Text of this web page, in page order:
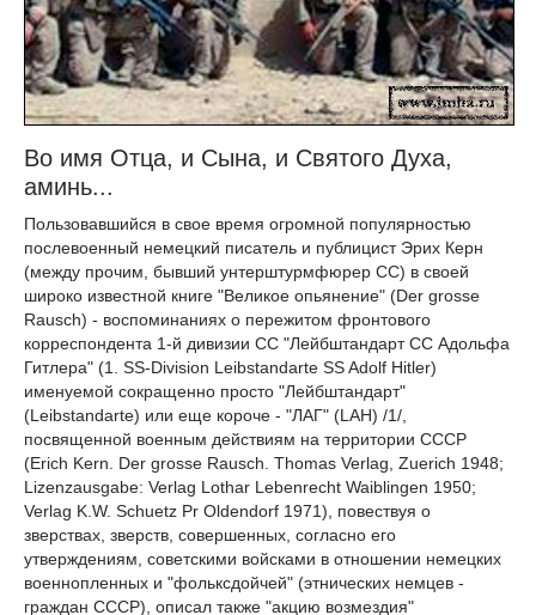
Во имя Отца, и Сына, и Святого Духа,
аминь...
Пользовавшийся в свое время огромной популярностью
послевоенный немецкий писатель и публицист Эрих Керн
(между прочим, бывший унтерштурмфюрер СС) в своей
широко известной книге "Великое опьянение" (Der grosse
Rausch) - воспоминаниях о пережитом фронтового
корреспондента 1-й дивизии СС "Лейбштандарт СС Адольфа
Гитлера" (1. SS-Division Leibstandarte SS Adolf Hitler)
именуемой сокращенно просто "Лейбштандарт"
(Leibstandarte) или еще короче - "ЛАГ" (LAH) /1/,
посвященной военным действиям на территории СССР
(Erich Kern. Der grosse Rausch. Thomas Verlag, Zuerich 1948;
Lizenzausgabe: Verlag Lothar Lebenrecht Waiblingen 1950;
Verlag K.W. Schuetz Pr Oldendorf 1971), повествуя о
зверствах, зверств, совершенных, согласно его
утверждениям, советскими войсками в отношении немецких
военнопленных и "фольксдойчей" (этнических немцев -
граждан СССР), описал также "акцию возмездия"